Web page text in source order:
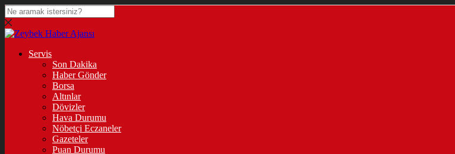
Servis
Son Dakika
Haber Gönder
Borsa
Altınlar
Dövizler
Hava Durumu
Nöbetçi Eczaneler
Gazeteler
Puan Durumu